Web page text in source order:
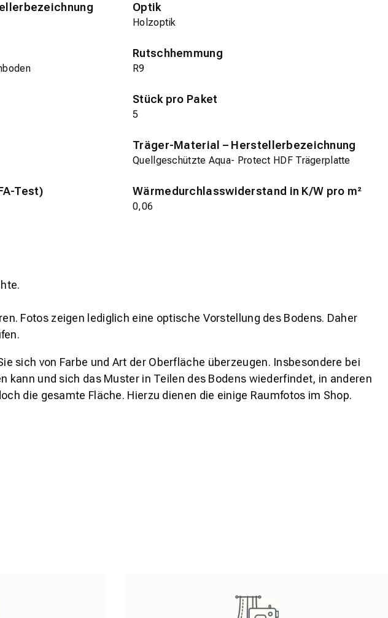
Optik
Holzoptik
Rutschhemmung
R9
Stück pro Paket
5
Träger-Material – Herstellerbezeichnung
Quellgeschützte Aqua- Protect HDF Trägerplatte
Test) Wärmedurchlasswiderstand in K/W pro m²
0,06
Fotos zeigen lediglich eine optische Vorstellung des Bodens. Daher
sich von Farbe und Art der Oberfläche überzeugen. Insbesondere bei
kann und sich das Muster in Teilen des Bodens wiederfindet, in anderen
die gesamte Fläche. Hierzu dienen die einige Raumfotos im Shop.